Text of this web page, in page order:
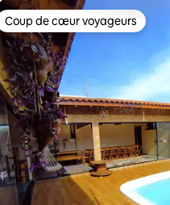
sur 5
Coup de cœur voyageurs
Coup de cœur voyageurs